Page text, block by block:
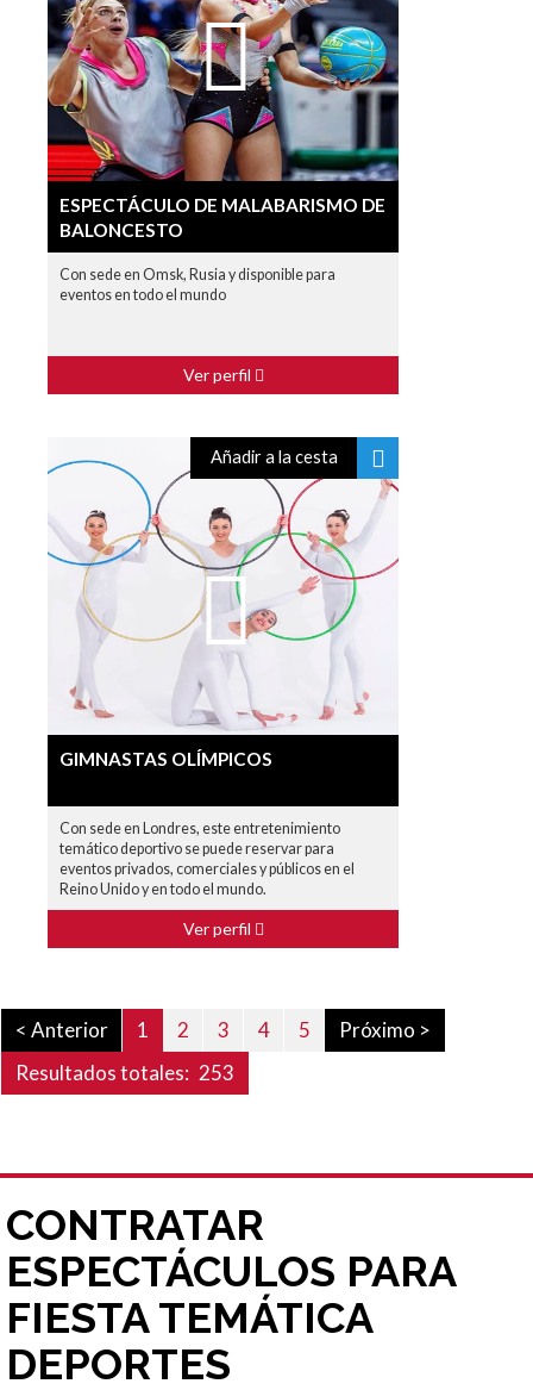
ESPECTÁCULO DE MALABARISMO DE
BALONCESTO
Con sede en Omsk, Rusia y disponible para
eventos en todo el mundo
Ver perfil
Añadir a la cesta
GIMNASTAS OLÍMPICOS
Con sede en Londres, este entretenimiento
temático deportivo se puede reservar para
eventos privados, comerciales y públicos en el
Reino Unido y en todo el mundo.
Ver perfil
< Anterior 1 2 3 4 5
Próximo >
Resultados totales: 253
CONTRATAR
ESPECTÁCULOS PARA
FIESTA TEMÁTICA
DEPORTES